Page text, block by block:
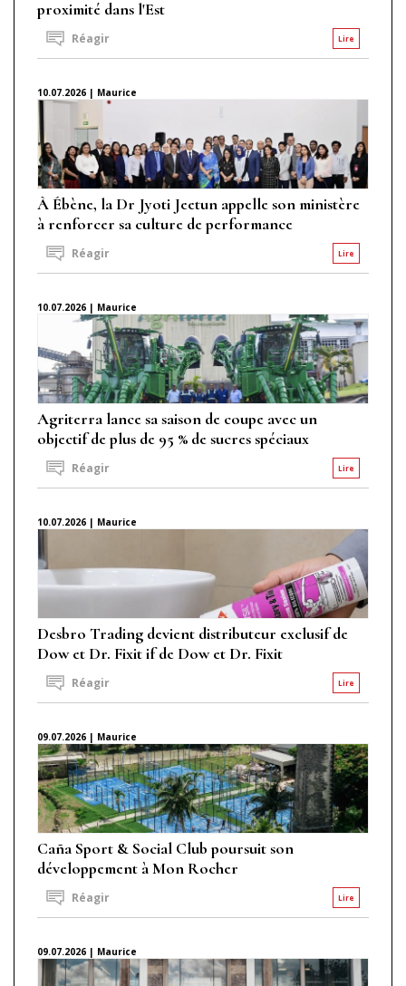
proximité dans l'Est
Lire
Réagir
10.07.2026 | Maurice
À Ébène, la Dr Jyoti Jeetun appelle son ministère
à renforcer sa culture de performance
Lire
Réagir
10.07.2026 | Maurice
Agriterra lance sa saison de coupe avec un
objectif de plus de 95 % de sucres spéciaux
Lire
Réagir
10.07.2026 | Maurice
Desbro Trading devient distributeur exclusif de
Dow et Dr. Fixit if de Dow et Dr. Fixit
Lire
Réagir
09.07.2026 | Maurice
Caña Sport & Social Club poursuit son
développement à Mon Rocher
Lire
Réagir
09.07.2026 | Maurice